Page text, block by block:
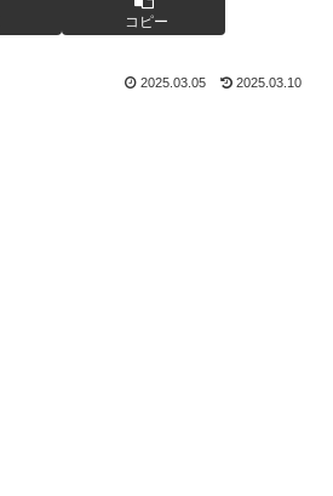
コピー
2025.03.05 2025.03.10